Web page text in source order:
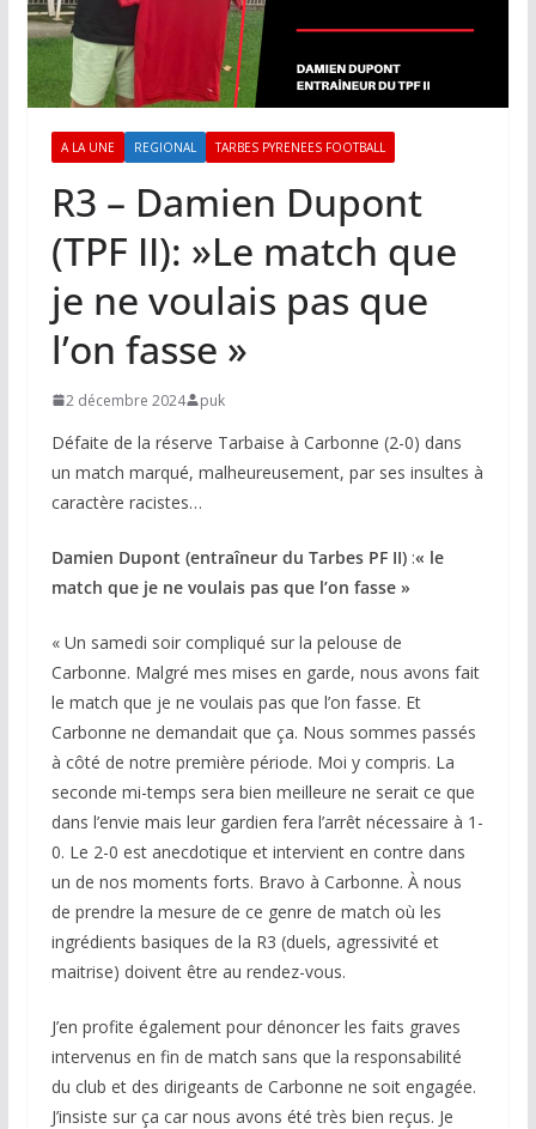
A LA UNE REGIONAL TARBES PYRENEES FOOTBALL
R3 – Damien Dupont
(TPF II): »Le match que
je ne voulais pas que
l’on fasse »
2 décembre 2024 puk
Défaite de la réserve Tarbaise à Carbonne (2-0) dans
un match marqué, malheureusement, par ses insultes à
caractère racistes…
Damien Dupont (entraîneur du Tarbes PF II) :« le
match que je ne voulais pas que l’on fasse »
« Un samedi soir compliqué sur la pelouse de
Carbonne. Malgré mes mises en garde, nous avons fait
le match que je ne voulais pas que l’on fasse. Et
Carbonne ne demandait que ça. Nous sommes passés
à côté de notre première période. Moi y compris. La
seconde mi-temps sera bien meilleure ne serait ce que
dans l’envie mais leur gardien fera l’arrêt nécessaire à 1-
0. Le 2-0 est anecdotique et intervient en contre dans
un de nos moments forts. Bravo à Carbonne. À nous
de prendre la mesure de ce genre de match où les
ingrédients basiques de la R3 (duels, agressivité et
maitrise) doivent être au rendez-vous.
J’en profite également pour dénoncer les faits graves
intervenus en fin de match sans que la responsabilité
du club et des dirigeants de Carbonne ne soit engagée.
J’insiste sur ça car nous avons été très bien reçus. Je